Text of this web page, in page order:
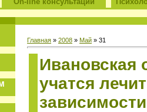
Главная » 2008 » Май » 31
Ивановская
учатся
зависимости